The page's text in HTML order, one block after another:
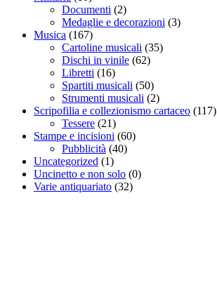
Documenti (2)
Medaglie e decorazioni (3)
Musica (167)
Cartoline musicali (35)
Dischi in vinile (62)
Libretti (16)
Spartiti musicali (50)
Strumenti musicali (2)
Scripofilia e collezionismo cartaceo (117)
Tessere (21)
Stampe e incisioni (60)
Pubblicità (40)
Uncategorized (1)
Uncinetto e non solo (0)
Varie antiquariato (32)